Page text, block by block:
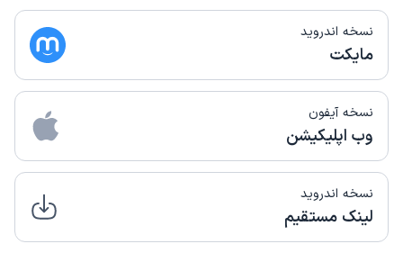
نسخه اندروید
مایکت
نسخه آیفون
وب اپلیکیشن
نسخه اندروید
لینک مستقیم